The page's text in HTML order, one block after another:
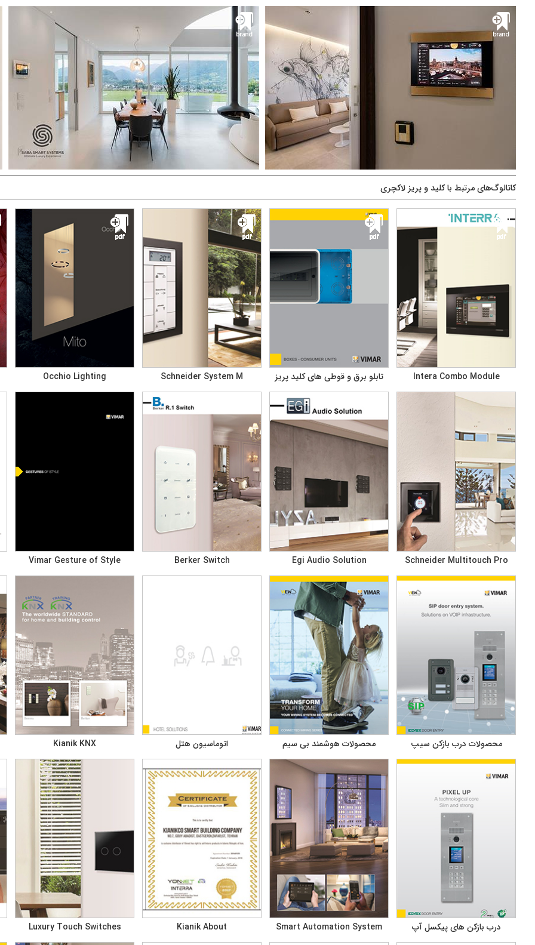
کیانیک Kianik
ساختمان هوشمند کیانیک
ساختمان هوشمند کیانیکنمایندگی انحصاری خانه هوشمند
Interra در ایران نمایندگی خانه هوشمند Zennio, Berker,
Schneider و نمایندگی سیستم صوتی EGI در
ایران شـرکت ساختمان هوشـمند کیانیک بر پایه پروت...
دريافت کاتالوگ
مشــــــاهده
کاتالوگ‌های مرتبط با کلید و پریز لاکچری
Intera Combo Module تابلو برق و قوطی های کلید پریز Schneider System M
Occhio Lighting
Schneider Multitouch Pro
Egi Audio Solution
Berker Switch
Vimar Gesture of Style
محصولات درب بازکن سیپ محصولات هوشمند بی سیم اتوماسیون هتل Kianik KNX
درب بازکن های پیکسل آپ Smart Automation System
Kianik About
Luxury Touch Switches